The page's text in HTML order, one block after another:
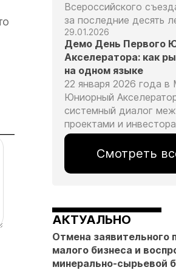
Всероссийского
за последние десять
29.01.2026
Демо День Первого
Акселератора: как
на одном языке
22 января 2026 года
Юниорный
системный диалог
проектами и
Смотреть
АКТУАЛЬНО
Отмена заявительного
малого бизнеса и
минерально-сырьевой